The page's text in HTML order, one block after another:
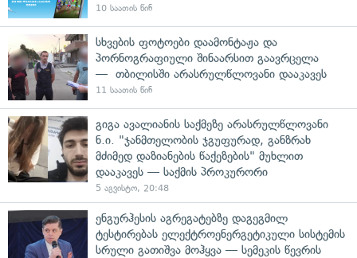
10 საათის წინ
სხვების ფოტოები დაამონტაჟა და
პორნოგრაფიული შინაარსით გაავრცელა
— თბილისში არასრულწლოვანი დააკავეს
11 საათის წინ
გიგა ავალიანის საქმეზე არასრულწლოვანი
ნ.ი. "ჯანმთელობის ჯგუფურად, განზრახ
მძიმედ დაზიანების წაქეზების" მუხლით
დააკავეს — საქმის პროკურორი
5 აგვისტო, 20:48
ენგურჰესის აგრეგატებზე დაგეგმილ
ტესტირებას ელექტროენერგეტიკული სისტემის
სრული გათიშვა მოჰყვა — სემეკის წევრის